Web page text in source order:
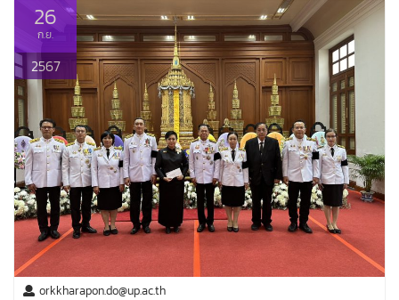
26
ก.ย.
2567
orkkharapon.do@up.ac.th